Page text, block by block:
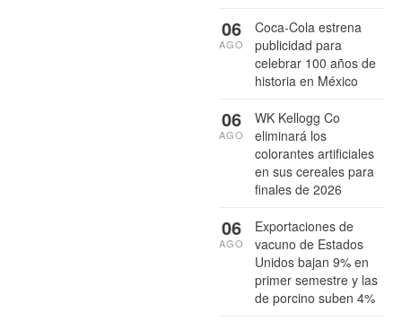
Coca-Cola estrena
publicidad para
celebrar 100 años de
historia en México
06
AGO
WK Kellogg Co
eliminará los
colorantes artificiales
en sus cereales para
finales de 2026
06
AGO
Exportaciones de
vacuno de Estados
Unidos bajan 9% en
primer semestre y las
de porcino suben 4%
06
AGO